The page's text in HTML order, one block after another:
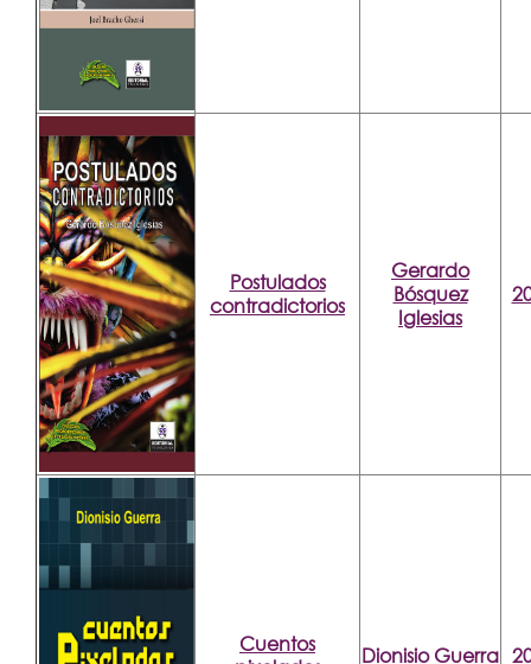
Postulados
contradictorios
Gerardo
Bósquez
Iglesias
Cuentos
Dionisio Guerra